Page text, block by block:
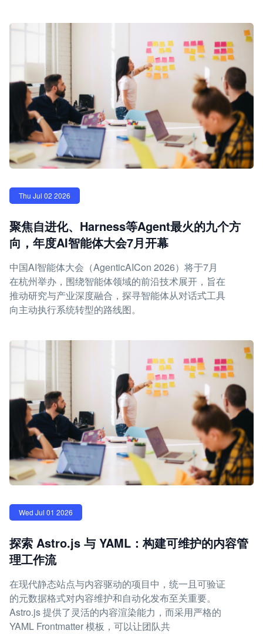
Thu Jul 02 2026
聚焦自进化、Harness等Agent最火的九个方
向，年度AI智能体大会7月开幕
中国AI智能体大会（AgenticAICon 2026）将于7月
在杭州举办，围绕智能体领域的前沿技术展开，旨在
推动研究与产业深度融合，探寻智能体从对话式工具
向主动执行系统转型的路线图。
Wed Jul 01 2026
探索 Astro.js 与 YAML：构建可维护的内容管
理工作流
在现代静态站点与内容驱动的项目中，统一且可验证
的元数据格式对内容维护和自动化发布至关重要。
Astro.js 提供了灵活的内容渲染能力，而采用严格的
YAML Frontmatter 模板，可以让团队共